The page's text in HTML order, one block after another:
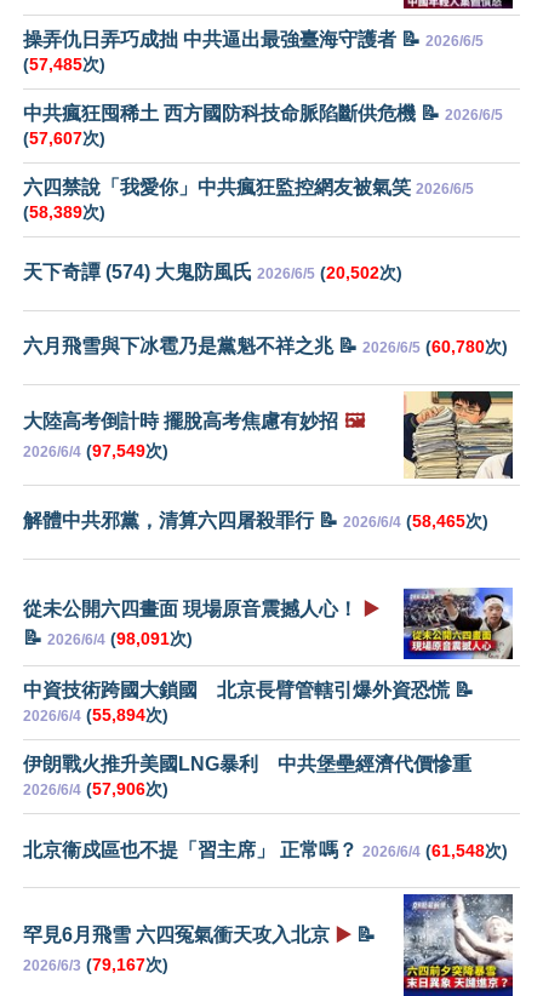
操弄仇日弄巧成拙 中共逼出最強臺海守護者 📝 2026/6/5
(57,485次)
中共瘋狂囤稀土 西方國防科技命脈陷斷供危機 📝 2026/6/5
(57,607次)
六四禁說「我愛你」中共瘋狂監控網友被氣笑 2026/6/5
(58,389次)
天下奇譚 (574) 大鬼防風氏 2026/6/5 (20,502次)
六月飛雪與下冰雹乃是黨魁不祥之兆 📝 2026/6/5 (60,780次)
大陸高考倒計時 擺脫高考焦慮有妙招 🖼️
2026/6/4 (97,549次)
解體中共邪黨，清算六四屠殺罪行 📝 2026/6/4 (58,465次)
從未公開六四畫面 現場原音震撼人心！
▶️
📝 2026/6/4 (98,091次)
中資技術跨國大鎖國 北京長臂管轄引爆外資恐慌 📝
2026/6/4 (55,894次)
伊朗戰火推升美國LNG暴利 中共堡壘經濟代價慘重
2026/6/4 (57,906次)
北京衞戍區也不提「習主席」 正常嗎？ 2026/6/4 (61,548次)
罕見6月飛雪 六四冤氣衝天攻入北京 ▶️ 📝
2026/6/3 (79,167次)